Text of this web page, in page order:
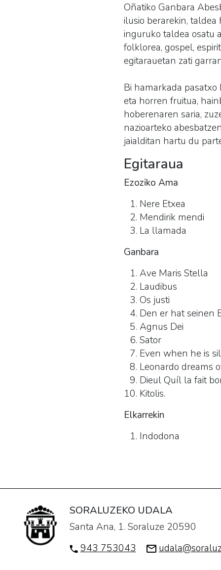
Oñatiko Ganbara
ilusio berarekin,
inguruko taldea osatu
folklorea, gospel,
egitarauetan zati
Bi hamarkada
eta horren fruitua,
hoberenaren saria,
nazioarteko
jaialditan hartu du
Egitaraua
Ezoziko Ama
Nere Etxea
Mendirik mendi
La llamada
Ganbara
Ave Maris Stella
Laudibus
Os justi
Den er hat seinen
Agnus Dei
Sator
Even when he is
Leonardo dreams
Dieul Quíl la fait
Kitolis.
Elkarrekin
Indodona
SORALUZEKO UDALA
Santa Ana, 1. Soraluze 20590
943 753043